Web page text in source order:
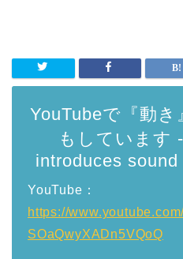
YouTubeで『動
もしています
introduces
YouTube：
https://
SOaQwyXADn5VQoQ